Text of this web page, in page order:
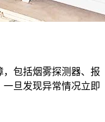
包括烟雾探测器、报
旦发现异常情况立即